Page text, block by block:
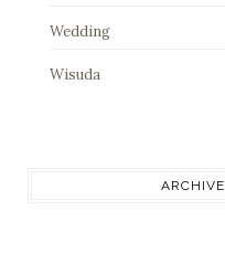
Wedding
Wisuda
ARCHIVE